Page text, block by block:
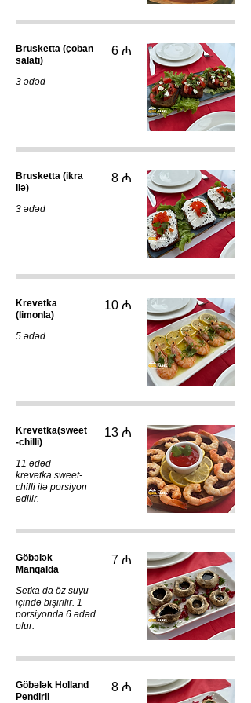
Brusketta (çoban
salatı)
3 ədəd
6 ₼
Brusketta (ikra
ilə)
3 ədəd
8 ₼
Krevetka
(limonla)
5 ədəd
10 ₼
Krevetka(sweet
-chilli)
11 ədəd
krevetka sweet-
chilli ilə porsiyon
edilir.
13 ₼
Göbələk
Manqalda
Setka da öz suyu
içində bişirilir. 1
porsiyonda 6 ədəd
olur.
7 ₼
Göbələk Holland
Pendirli
8 ₼